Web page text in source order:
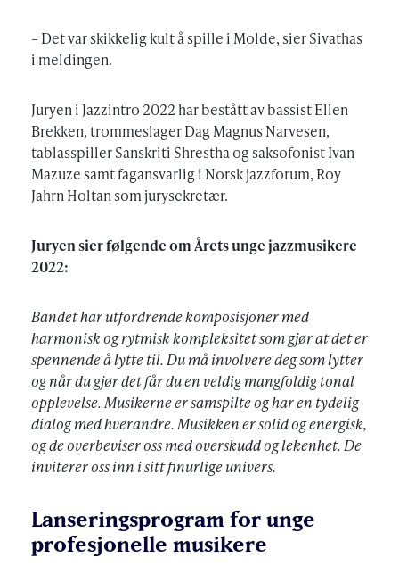
– Det var skikkelig kult å spille i Molde, sier Sivathas
i meldingen.
Juryen i Jazzintro 2022 har bestått av bassist Ellen
Brekken, trommeslager Dag Magnus Narvesen,
tablasspiller Sanskriti Shrestha og saksofonist Ivan
Mazuze samt fagansvarlig i Norsk jazzforum, Roy
Jahrn Holtan som jurysekretær.
Juryen sier følgende om Årets unge jazzmusikere
2022:
Bandet har utfordrende komposisjoner med
harmonisk og rytmisk kompleksitet som gjør at det er
spennende å lytte til. Du må involvere deg som lytter
og når du gjør det får du en veldig mangfoldig tonal
opplevelse. Musikerne er samspilte og har en tydelig
dialog med hverandre. Musikken er solid og energisk,
og de overbeviser oss med overskudd og lekenhet. De
inviterer oss inn i sitt finurlige univers.
Lanseringsprogram for unge
profesjonelle musikere